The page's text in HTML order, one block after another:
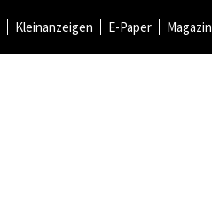
Kleinanzeigen E-Paper Magazin